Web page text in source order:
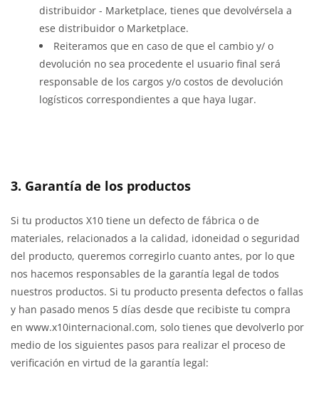
distribuidor - Marketplace, tienes que devolvérsela a
ese distribuidor o Marketplace.
Reiteramos que en caso de que el cambio y/ o
devolución no sea procedente el usuario final será
responsable de los cargos y/o costos de devolución
logísticos correspondientes a que haya lugar.
3. Garantía de los productos
Si tu productos X10 tiene un defecto de fábrica o de
materiales, relacionados a la calidad, idoneidad o seguridad
del producto, queremos corregirlo cuanto antes, por lo que
nos hacemos responsables de la garantía legal de todos
nuestros productos. Si tu producto presenta defectos o fallas
y han pasado menos 5 días desde que recibiste tu compra
en www.x10internacional.com, solo tienes que devolverlo por
medio de los siguientes pasos para realizar el proceso de
verificación en virtud de la garantía legal: